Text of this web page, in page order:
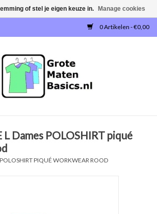
0 Artikelen - €0,00
L Dames POLOSHIRT piqué
PIQUÉ WORKWEAR ROOD
of stel je eigen keuze in. Manage cookies